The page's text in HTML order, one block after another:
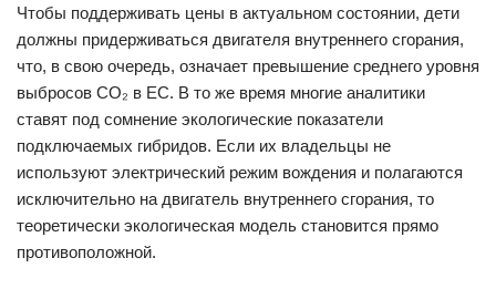
Чтобы поддерживать цены в актуальном состоянии, дети
должны придерживаться двигателя внутреннего сгорания,
что, в свою очередь, означает превышение среднего уровня
выбросов CO₂ в ЕС. В то же время многие аналитики
ставят под сомнение экологические показатели
подключаемых гибридов. Если их владельцы не
используют электрический режим вождения и полагаются
исключительно на двигатель внутреннего сгорания, то
теоретически экологическая модель становится прямо
противоположной.